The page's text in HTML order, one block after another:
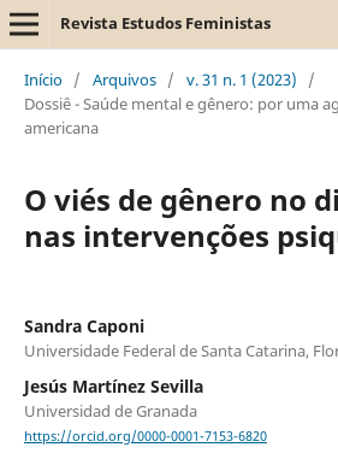
Revista Estudos Feministas
Início / Arquivos / v. 31 n. 1 (2023)
/
Dossiê - Saúde mental e gênero: por uma
americana
O viés de gênero no
nas intervenções
Sandra Caponi
Universidade Federal de Santa Catarina,
Jesús Martínez Sevilla
Universidad de Granada
https://orcid.org/0000-0001-7153-6820